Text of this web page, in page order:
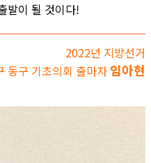
발이 될 것이다!
2022년 지방선거
동구 기초의회 출마자 임아현